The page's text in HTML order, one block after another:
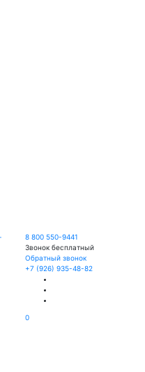
8 800 550-9441
Звонок бесплатный
Обратный звонок
+7 (926) 935-48-82
0